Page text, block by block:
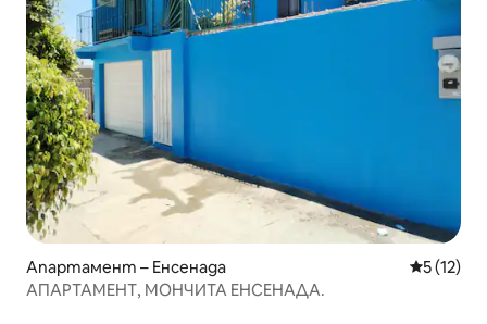
Апартамент – Енсенада Средна
5 (12)
АПАРТАМЕНТ, МОНЧИТА ЕНСЕНАДА.